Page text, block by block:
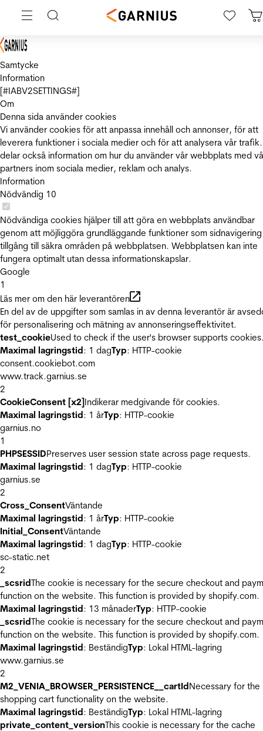
Samtycke
Information
[#IABV2SETTINGS#]
Om
Denna sida använder cookies
Vi använder cookies för att anpassa innehåll och annonser, för att
leverera funktioner i sociala medier och för att analysera vår
delar också information om hur du använder vår webbplats med
partners inom sociala medier, reklam och analys.
Information
Nödvändig 10
Nödvändiga cookies hjälper till att göra en webbplats användbar
genom att möjliggöra grundläggande funktioner som
tillgång till säkra områden på webbplatsen. Webbplatsen kan inte
fungera optimalt utan dessa informationskapslar.
Google
1
Läs mer om den här leverantören
En del av de uppgifter som samlas in av denna leverantör är
för personalisering och mätning av annonseringseffektivitet.
test_cookieUsed to check if the user's browser supports
Maximal lagringstid: 1 dagTyp: HTTP-cookie
consent.cookiebot.com
www.track.garnius.se
2
CookieConsent [x2]Indikerar medgivande för cookies.
Maximal lagringstid: 1 årTyp: HTTP-cookie
garnius.no
1
PHPSESSIDPreserves user session state across page requests.
Maximal lagringstid: 1 dagTyp: HTTP-cookie
garnius.se
2
Cross_ConsentVäntande
Maximal lagringstid: 1 årTyp: HTTP-cookie
Initial_ConsentVäntande
Maximal lagringstid: 1 dagTyp: HTTP-cookie
sc-static.net
2
_scsridThe cookie is necessary for the secure checkout and
function on the website. This function is provided by shopify.com.
Maximal lagringstid: 13 månaderTyp: HTTP-cookie
_scsridThe cookie is necessary for the secure checkout and
function on the website. This function is provided by shopify.com.
Maximal lagringstid: BeständigTyp: Lokal HTML-lagring
www.garnius.se
2
M2_VENIA_BROWSER_PERSISTENCE__cartIdNecessary for the
shopping cart functionality on the website.
Maximal lagringstid: BeständigTyp: Lokal HTML-lagring
private_content_versionThis cookie is necessary for the cache